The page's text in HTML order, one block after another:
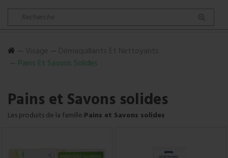
Pains Et Savons Solides
Pains et Savons solides
Les produits de la famille:Pains et Savons solides